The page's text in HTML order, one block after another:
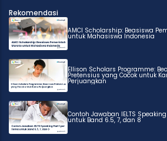
Rekomendasi
AMCI Scholarship: Beasiswa
untuk Mahasiswa Indonesia
Ellison Scholars Programme:
Pretensius yang Cocok untuk
Perjuangkan
Contoh Jawaban IELTS
untuk Band 6.5, 7, dan 8